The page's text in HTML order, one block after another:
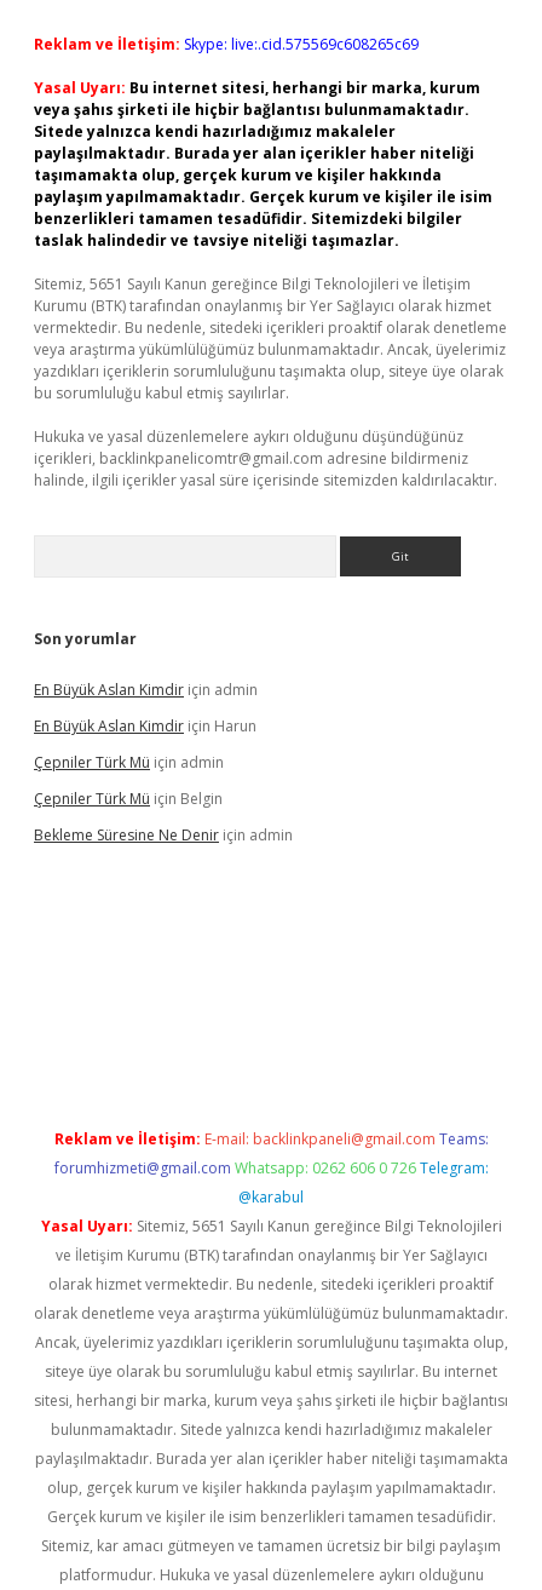
Reklam ve İletişim: Skype: live:.cid.575569c608265c69
Yasal Uyarı: Bu internet sitesi, herhangi bir marka, kurum
veya şahıs şirketi ile hiçbir bağlantısı bulunmamaktadır.
Sitede yalnızca kendi hazırladığımız makaleler
paylaşılmaktadır. Burada yer alan içerikler haber niteliği
taşımamakta olup, gerçek kurum ve kişiler hakkında
paylaşım yapılmamaktadır. Gerçek kurum ve kişiler ile isim
benzerlikleri tamamen tesadüfidir. Sitemizdeki bilgiler
taslak halindedir ve tavsiye niteliği taşımazlar.
Sitemiz, 5651 Sayılı Kanun gereğince Bilgi Teknolojileri ve İletişim
Kurumu (BTK) tarafından onaylanmış bir Yer Sağlayıcı olarak hizmet
vermektedir. Bu nedenle, sitedeki içerikleri proaktif olarak denetleme
veya araştırma yükümlülüğümüz bulunmamaktadır. Ancak, üyelerimiz
yazdıkları içeriklerin sorumluluğunu taşımakta olup, siteye üye olarak
bu sorumluluğu kabul etmiş sayılırlar.
Hukuka ve yasal düzenlemelere aykırı olduğunu düşündüğünüz
içerikleri, backlinkpanelicomtr@gmail.com adresine bildirmeniz
halinde, ilgili içerikler yasal süre içerisinde sitemizden kaldırılacaktır.
Son yorumlar
En Büyük Aslan Kimdir için admin
En Büyük Aslan Kimdir için Harun
Çepniler Türk Mü için admin
Çepniler Türk Mü için Belgin
Bekleme Süresine Ne Denir için admin
Reklam ve İletişim: E-mail: backlinkpaneli@gmail.com Teams:
forumhizmeti@gmail.com Whatsapp: 0262 606 0 726 Telegram:
@karabul
Yasal Uyarı: Sitemiz, 5651 Sayılı Kanun gereğince Bilgi Teknolojileri
ve İletişim Kurumu (BTK) tarafından onaylanmış bir Yer Sağlayıcı
olarak hizmet vermektedir. Bu nedenle, sitedeki içerikleri proaktif
olarak denetleme veya araştırma yükümlülüğümüz bulunmamaktadır.
Ancak, üyelerimiz yazdıkları içeriklerin sorumluluğunu taşımakta olup,
siteye üye olarak bu sorumluluğu kabul etmiş sayılırlar. Bu internet
sitesi, herhangi bir marka, kurum veya şahıs şirketi ile hiçbir bağlantısı
bulunmamaktadır. Sitede yalnızca kendi hazırladığımız makaleler
paylaşılmaktadır. Burada yer alan içerikler haber niteliği taşımamakta
olup, gerçek kurum ve kişiler hakkında paylaşım yapılmamaktadır.
Gerçek kurum ve kişiler ile isim benzerlikleri tamamen tesadüfidir.
Sitemiz, kar amacı gütmeyen ve tamamen ücretsiz bir bilgi paylaşım
platformudur. Hukuka ve yasal düzenlemelere aykırı olduğunu